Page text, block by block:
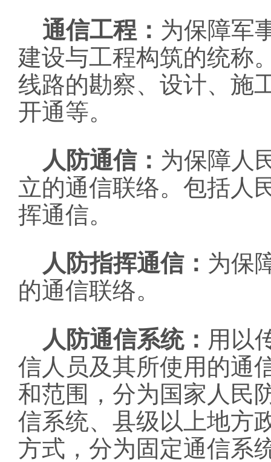
通信工程： 为保障军
建设与工程构筑的统称
线路的勘察、设计、施
开通等。
人防通信： 为保障人
立的通信联络。包括人
挥通信。
人防指挥通信： 为保
的通信联络。
人防通信系统： 用以
信人员及其所使用的通
和范围，分为国家人民
信系统、县级以上地方
方式，分为固定通信系